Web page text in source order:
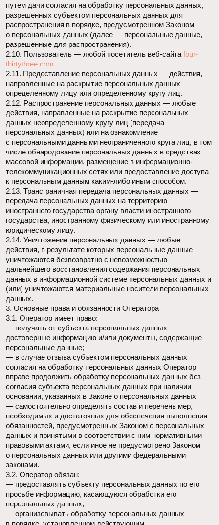
передача персональных данных на территорию
иностранного государства органу власти иностранного
государства, иностранному физическому или иностранному
юридическому лицу.
2.14. Уничтожение персональных данных — любые
действия, в результате которых персональные данные
уничтожаются безвозвратно с невозможностью
дальнейшего восстановления содержания персональных
данных в информационной системе персональных данных и
(или) уничтожаются материальные носители персональных
данных.
3. Основные права и обязанности Оператора
3.1. Оператор имеет право:
— получать от субъекта персональных данных
достоверные информацию и/или документы, содержащие
персональные данные;
— в случае отзыва субъектом персональных данных
согласия на обработку персональных данных Оператор
вправе продолжить обработку персональных данных без
согласия субъекта персональных данных при наличии
оснований, указанных в Законе о персональных данных;
— самостоятельно определять состав и перечень мер,
необходимых и достаточных для обеспечения выполнения
обязанностей, предусмотренных Законом о персональных
данных и принятыми в соответствии с ним нормативными
правовыми актами, если иное не предусмотрено Законом
о персональных данных или другими федеральными
законами.
3.2. Оператор обязан:
— предоставлять субъекту персональных данных по его
просьбе информацию, касающуюся обработки его
персональных данных;
— организовывать обработку персональных данных
в порядке, установленном действующим
законодательством РФ;
— отвечать на обращения и запросы субъектов
персональных данных и их законных представителей
в соответствии с требованиями Закона о персональных
данных;
— сообщать в уполномоченный орган по защите прав
субъектов персональных данных по запросу этого органа
необходимую информацию в течение 30 дней с даты
получения такого запроса;
неограниченный доступ к настоящей Политике в отношении
обработки персональных данных;
— принимать правовые, организационные и технические
меры для защиты персональных данных от неправомерного
или случайного доступа к ним, уничтожения, изменения,
блокирования, копирования, предоставления,
распространения персональных данных, а также от иных
неправомерных действий в отношении персональных
данных;
— прекратить передачу (распространение, предоставление,
доступ) персональных данных, прекратить обработку
и уничтожить персональные данные в порядке и случаях,
предусмотренных Законом о персональных данных;
— исполнять иные обязанности, предусмотренные Законом
о персональных данных.
данных
4.1. Субъекты персональных данных имеют право:
— получать информацию, касающуюся обработки его
персональных данных, за исключением случаев,
предусмотренных федеральными законами. Сведения
предоставляются субъекту персональных данных